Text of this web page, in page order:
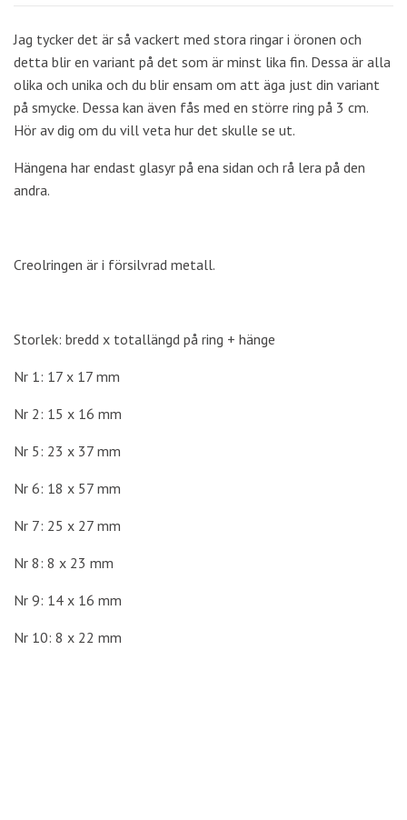
Jag tycker det är så vackert med stora ringar i öronen och
detta blir en variant på det som är minst lika fin. Dessa är alla
olika och unika och du blir ensam om att äga just din variant
på smycke. Dessa kan även fås med en större ring på 3 cm.
Hör av dig om du vill veta hur det skulle se ut.
Hängena har endast glasyr på ena sidan och rå lera på den
andra.
Creolringen är i försilvrad metall.
Storlek: bredd x totallängd på ring + hänge
Nr 1: 17 x 17 mm
Nr 2: 15 x 16 mm
Nr 5: 23 x 37 mm
Nr 6: 18 x 57 mm
Nr 7: 25 x 27 mm
Nr 8: 8 x 23 mm
Nr 9: 14 x 16 mm
Nr 10: 8 x 22 mm